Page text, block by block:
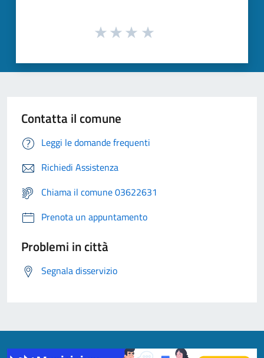
Contatta il comune
Leggi le domande frequenti
Richiedi Assistenza
Chiama il comune 03622631
Prenota un appuntamento
Problemi in città
Segnala disservizio